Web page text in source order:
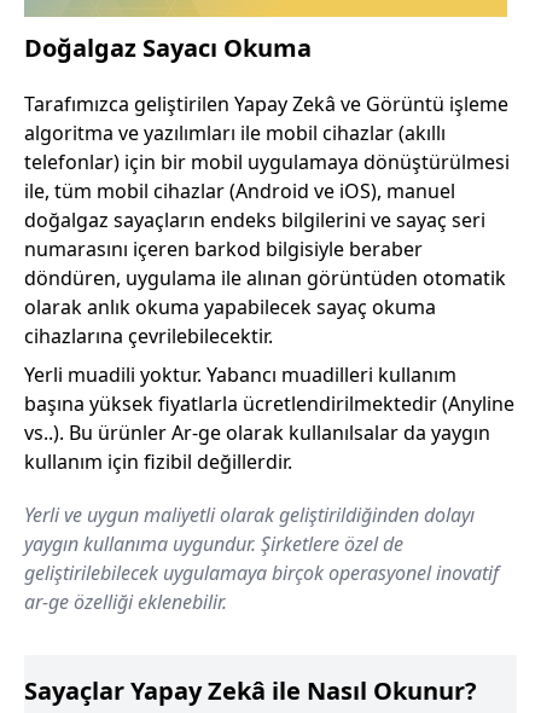
Doğalgaz Sayacı Okuma
Tarafımızca geliştirilen Yapay Zekâ ve Görüntü işleme
algoritma ve yazılımları ile mobil cihazlar (akıllı
telefonlar) için bir mobil uygulamaya dönüştürülmesi
ile, tüm mobil cihazlar (Android ve iOS), manuel
doğalgaz sayaçların endeks bilgilerini ve sayaç seri
numarasını içeren barkod bilgisiyle beraber
döndüren, uygulama ile alınan görüntüden otomatik
olarak anlık okuma yapabilecek sayaç okuma
cihazlarına çevrilebilecektir.
Yerli muadili yoktur. Yabancı muadilleri kullanım
başına yüksek fiyatlarla ücretlendirilmektedir (Anyline
vs..). Bu ürünler Ar-ge olarak kullanılsalar da yaygın
kullanım için fizibil değillerdir.
Yerli ve uygun maliyetli olarak geliştirildiğinden dolayı
yaygın kullanıma uygundur. Şirketlere özel de
geliştirilebilecek uygulamaya birçok operasyonel inovatif
ar-ge özelliği eklenebilir.
Sayaçlar Yapay Zekâ ile Nasıl Okunur?